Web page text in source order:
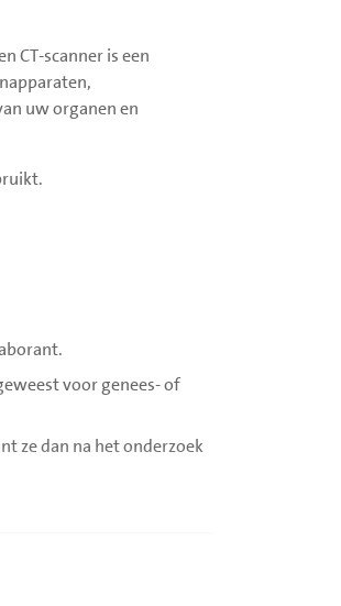
CT-scanner is een
uw organen en
voor genees- of
ze dan na het onderzoek